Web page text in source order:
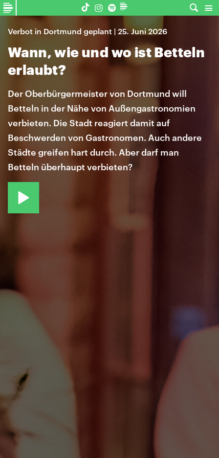
Verbot in Dortmund geplant | 25. Juni 2026
Wann, wie und wo ist Betteln
erlaubt?
Der Oberbürgermeister von Dortmund will
Betteln in der Nähe von Außengastronomien
verbieten. Die Stadt reagiert damit auf
Beschwerden von Gastronomen. Auch andere
Städte greifen hart durch. Aber darf man
Betteln überhaupt verbieten?